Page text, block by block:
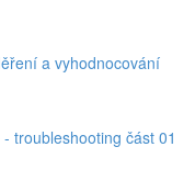
a vyhodnocování
troubleshooting část 01